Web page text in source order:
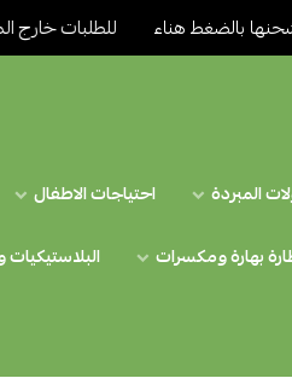
هناء للطلبات خارج المدينة
المبردة احتياجات الاطفال
بهارة ومكسرات